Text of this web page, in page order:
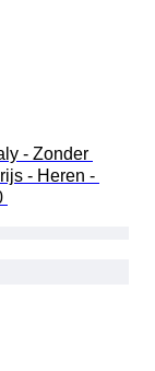
- Zonder
- Heren -